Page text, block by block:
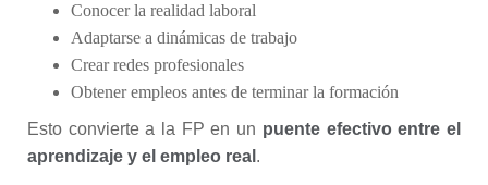
Conocer la realidad laboral
Adaptarse a dinámicas de trabajo
Crear redes profesionales
Obtener empleos antes de terminar la formación
Esto convierte a la FP en un puente efectivo entre el
aprendizaje y el empleo real .